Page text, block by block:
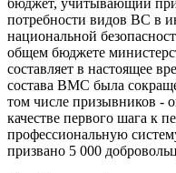
бюджет, учитывающий при
потребности видов ВС в
национальной
общем бюджете
составляет в настоящее
состава ВМС была
том числе призывников -
качестве первого шага к
профессиональную
призвано 5 000